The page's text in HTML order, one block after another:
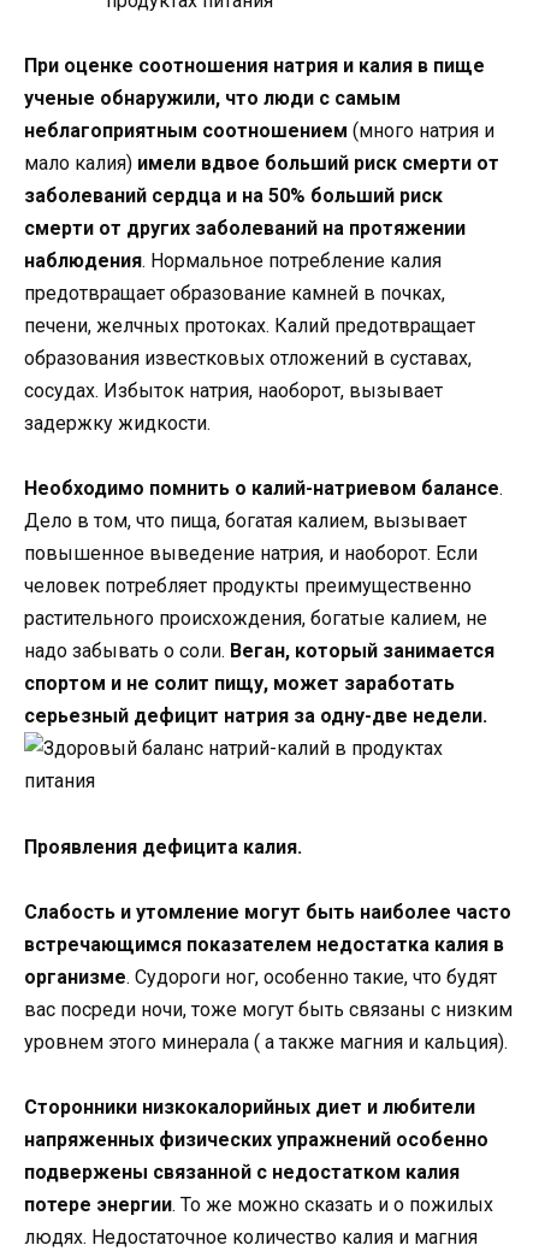
При оценке соотношения натрия и калия в пище
ученые обнаружили, что люди с самым
неблагоприятным соотношением (много натрия и
мало калия) имели вдвое больший риск смерти от
заболеваний сердца и на 50% больший риск
смерти от других заболеваний на протяжении
наблюдения. Нормальное потребление калия
предотвращает образование камней в почках,
печени, желчных протоках. Калий предотвращает
образования известковых отложений в суставах,
сосудах. Избыток натрия, наоборот, вызывает
задержку жидкости.
Необходимо помнить о калий-натриевом балансе.
Дело в том, что пища, богатая калием, вызывает
повышенное выведение натрия, и наоборот. Если
человек потребляет продукты преимущественно
растительного происхождения, богатые калием, не
надо забывать о соли. Веган, который занимается
спортом и не солит пищу, может заработать
серьезный дефицит натрия за одну-две недели.
Проявления дефицита калия.
Слабость и утомление могут быть наиболее часто
встречающимся показателем недостатка калия в
организме. Судороги ног, особенно такие, что будят
вас посреди ночи, тоже могут быть связаны с низким
уровнем этого минерала ( а также магния и кальция).
Сторонники низкокалорийных диет и любители
напряженных физических упражнений особенно
подвержены связанной с недостатком калия
потере энергии. То же можно сказать и о пожилых
людях. Недостаточное количество калия и магния